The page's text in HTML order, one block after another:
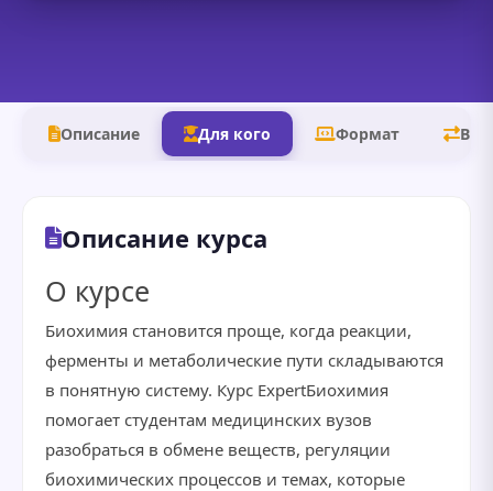
Описание Для кого Формат В
Описание курса
О курсе
Биохимия становится проще, когда реакции,
ферменты и метаболические пути складываются
в понятную систему. Курс ExpertБиохимия
помогает студентам медицинских вузов
разобраться в обмене веществ, регуляции
биохимических процессов и темах, которые